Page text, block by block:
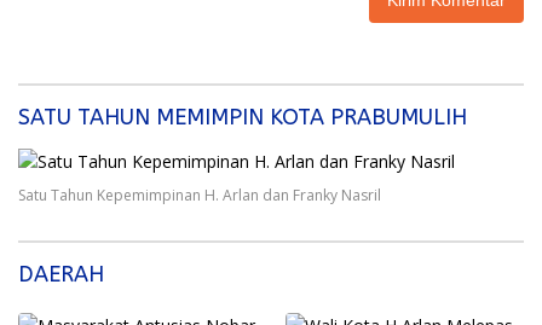
SATU TAHUN MEMIMPIN KOTA PRABUMULIH
Satu Tahun Kepemimpinan H. Arlan dan Franky Nasril
DAERAH